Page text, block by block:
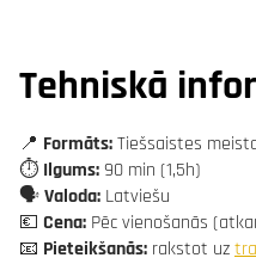
Tehniskā
📍 Formāts:Tiešsaistes
⏱️ Ilgums: 90 min (1,5h)
🗣️Valoda: Latviešu
💶 Cena: Pēc vienošanās
📧 Pieteikšanās: rakstot uz